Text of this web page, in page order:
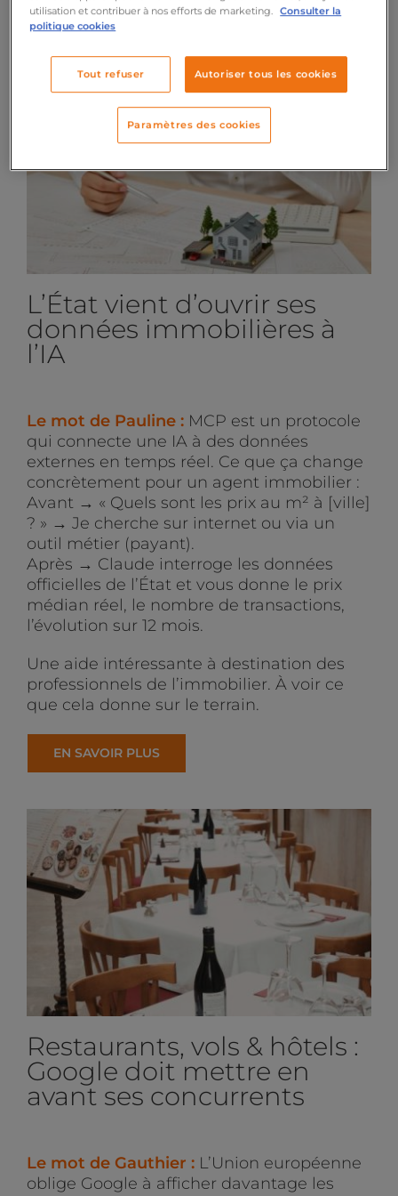
LIRE L’ARTICLE
L’État vient d’ouvrir ses
données immobilières à
l’IA
Le mot de Pauline : MCP est un protocole
qui connecte une IA à des données
externes en temps réel. Ce que ça change
concrètement pour un agent immobilier :
Avant → « Quels sont les prix au m² à [ville]
? » → Je cherche sur internet ou via un
outil métier (payant).
Après → Claude interroge les données
officielles de l’État et vous donne le prix
médian réel, le nombre de transactions,
l’évolution sur 12 mois.
Une aide intéressante à destination des
professionnels de l’immobilier. À voir ce
que cela donne sur le terrain.
EN SAVOIR PLUS
Restaurants, vols & hôtels :
Google doit mettre en
avant ses concurrents
Le mot de Gauthier : L’Union européenne
oblige Google à afficher davantage les
utilisation et contribuer à nos efforts de marketing. Consulter la
politique cookies
Tout refuser Autoriser tous les cookies
Paramètres des cookies